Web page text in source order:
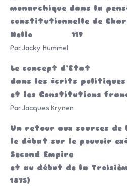
monarchique dans la
constitutionnelle de
Hello 119
Par Jacky Hummel
Le concept d’Etat
dans les écrits politiques
et les Constitutions
Par Jacques Krynen
Un retour aux sources de
le débat sur le pouvoir
Second Empire
et au début de la
1875)